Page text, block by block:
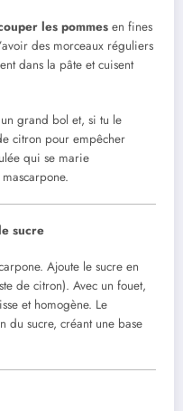
les pommes en fines
des morceaux réguliers
dans la pâte et cuisent
grand bol et, si tu le
citron pour empêcher
qui se marie
sucre
Ajoute le sucre en
de citron). Avec un fouet,
et homogène. Le
du sucre, créant une base